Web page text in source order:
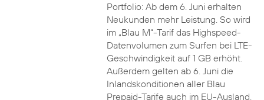
Portfolio: Ab dem 6. Juni erhalten
Neukunden mehr Leistung. So wird
im „Blau M“-Tarif das Highspeed-
Datenvolumen zum Surfen bei LTE-
Geschwindigkeit auf 1 GB erhöht.
Außerdem gelten ab 6. Juni die
Inlandskonditionen aller Blau
Prepaid-Tarife auch im EU-Ausland.